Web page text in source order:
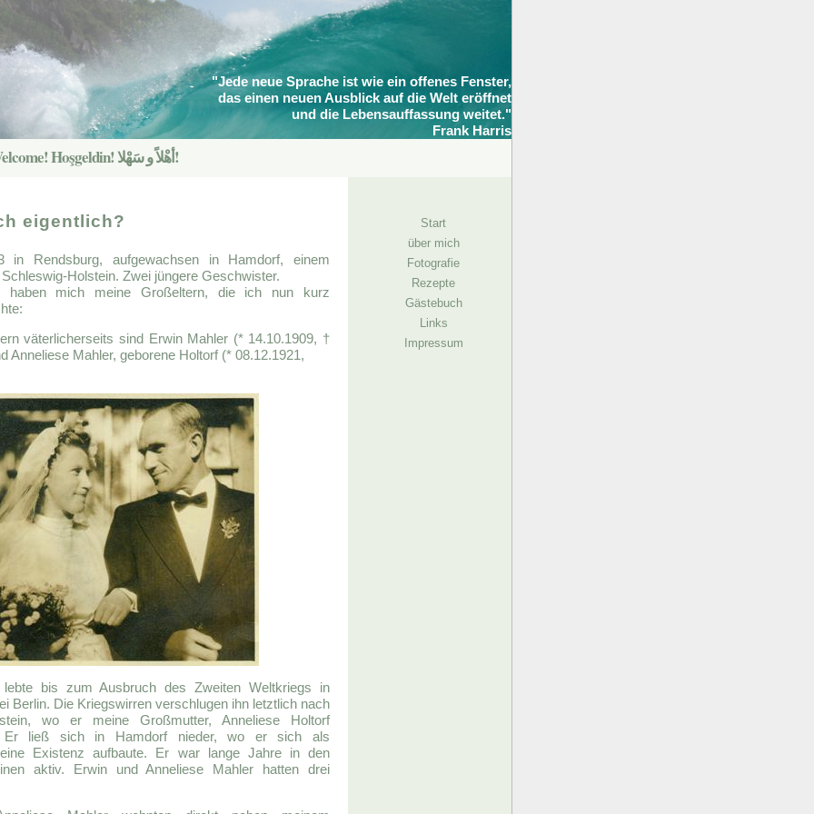
"Jede neue Sprache ist wie ein offenes Fenster,
das einen neuen Ausblick auf die Welt eröffnet
und die Lebensauffassung weitet."
Frank Harris
Willkommen! Welcome! Hoşgeldin! أهْلاً و سَهْلا!
eigentlich?
in Rendsburg, aufgewachsen in Hamdorf, einem
Holstein. Zwei jüngere Geschwister.
haben mich meine Großeltern, die ich nun kurz
väterlicherseits sind Erwin Mahler (* 14.10.1909, †
Anneliese Mahler, geborene Holtorf (* 08.12.1921,
bis zum Ausbruch des Zweiten Weltkriegs in
Berlin. Die Kriegswirren verschlugen ihn letztlich nach
wo er meine Großmutter, Anneliese Holtorf
Er ließ sich in Hamdorf nieder, wo er sich als
Existenz aufbaute. Er war lange Jahre in den
aktiv. Erwin und Anneliese Mahler hatten drei
Start
über mich
Fotografie
Rezepte
Gästebuch
Links
Impressum